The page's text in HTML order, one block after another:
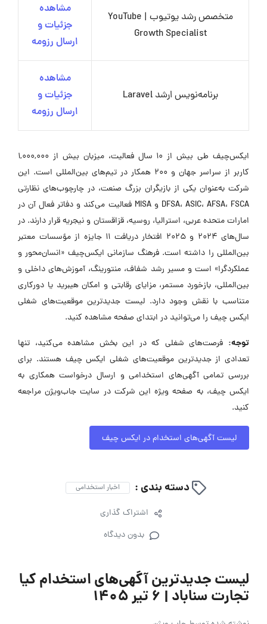
متخصص رشد یوتیوب | YouTube
Growth Specialist
مشاهده
جزئیات و
ارسال رزومه
برنامه‌نویس ارشد Laravel
مشاهده
جزئیات و
ارسال رزومه
ایکس‌چیف طی بیش از 10 سال فعالیت، میزبان بیش از 1,000,000
کاربر از سراسر جهان و 200 همکار در تیم‌های بین‌المللی است. این
شرکت به‌عنوان یکی از بازیگران بزرگ صنعت، در چارچوب‌های نظارتی
DFSA، ASIC، AFSA، FSCA و MISA فعالیت می‌کند و دفاتر فعال آن در
امارات متحده عربی، استرالیا، روسیه، قزاقستان و نیجریه قرار دارند. در
سال‌های 2024 و 2025 افتخار دریافت 11 جایزه از مؤسسات معتبر
بین‌المللی را داشته است. فرهنگ سازمانی ایکس‌چیف «انسان‌محور و
عملکردگرا» است و مسیر رشد شفاف، منتورینگ، آموزش‌های داخلی و
بین‌المللی، بازخورد مستمر، مزایای رقابتی و امکان هیبرید یا دورکاری
متناسب با نقش وجود دارد. لیست جدیدترین موقعیت‌های شغلی
ایکس چیف را می‌توانید در ابتدای صفحه مشاهده کنید.
توجه: فرصت‌های شغلی که در این بخش مشاهده می‌کنید، تنها
تعدادی از جدیدترین موقعیت‌های شغلی ایکس چیف هستند. برای
بررسی تمامی آگهی‌های استخدامی و ارسال درخواست همکاری به
ایکس چیف، به صفحه ویژه این شرکت در سایت جاب‌ویژن مراجعه
کنید.
لیست آگهی‌های استخدام در ایکس چیف
دسته بندی : اخبار استخدامی
اشتراک گذاری
بدون دیدگاه
لیست جدیدترین آگهی‌های استخدام کیا
تجارت سناباد | ۶ تیر ۱۴۰۵